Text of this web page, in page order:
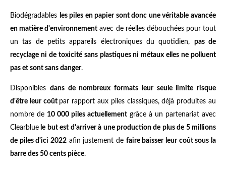
Biodégradables les piles en papier sont donc une véritable avancée
en matière d'environnement avec de réelles débouchées pour tout
un tas de petits appareils électroniques du quotidien, pas de
recyclage ni de toxicité sans plastiques ni métaux elles ne polluent
pas et sont sans danger.
Disponibles dans de nombreux formats leur seule limite risque
d'être leur coût par rapport aux piles classiques, déjà produites au
nombre de 10 000 piles actuellement grâce à un partenariat avec
Clearblue le but est d'arriver à une production de plus de 5 millions
de piles d'ici 2022 afin justement de faire baisser leur coût sous la
barre des 50 cents pièce.